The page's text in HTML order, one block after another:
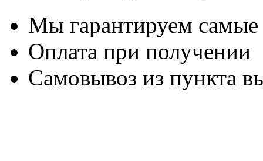
Мы гарантируем
Оплата при получении
Самовывоз из пункта